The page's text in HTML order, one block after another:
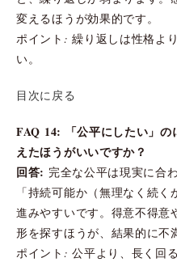
変えるほうが効果的です。
ポイント: 繰り返しは性格よ
い。
目次に戻る
FAQ 14: 「公平にしたい」
えたほうがいいですか？
回答: 完全な公平は現実に合
「持続可能か（無理なく続
進みやすいです。得意不得意
形を探すほうが、結果的に不
ポイント: 公平より、長く回